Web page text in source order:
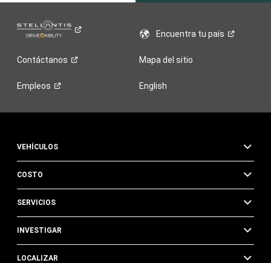
Encuentra tupaís
Contáctanos Mapa del sitio
Empleos English
VEHÍCULOS
COSTO
SERVICIOS
INVESTIGAR
LOCALIZAR